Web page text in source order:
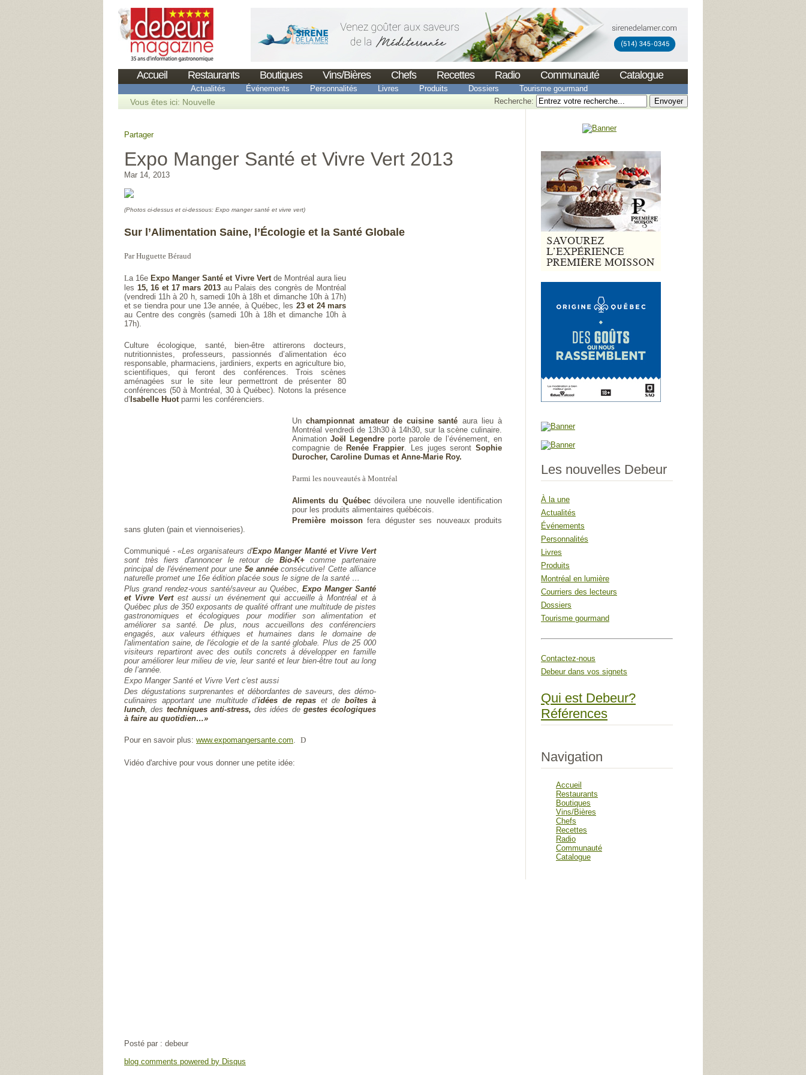
Accueil Restaurants Boutiques Vins/Bières Chefs Recettes Radio Communauté Catalogue
Actualités Événements Personnalités Livres Produits Dossiers Tourisme gourmand
Vous êtes ici: Nouvelle Recherche:
Partager
Expo Manger Santé et Vivre Vert 2013
Mar 14, 2013
(Photos ci-dessus et ci-dessous: Expo manger santé et vivre vert)
Sur l’Alimentation Saine, l’Écologie et la Santé Globale
Par Huguette Béraud
La 16e Expo Manger Santé et Vivre Vertde Montréal aura lieu
les 15, 16 et 17 mars 2013 au Palais des congrès de Montréal
(vendredi 11h à 20 h, samedi 10h à 18h et dimanche 10h à 17h)
et se tiendra pour une 13e année, à Québec, les 23 et 24 mars
au Centre des congrès (samedi 10h à 18h et dimanche 10h à
17h).
Culture écologique, santé, bien-être attirerons docteurs,
nutritionnistes, professeurs, passionnés d’alimentation éco
responsable, pharmaciens, jardiniers, experts en agriculture bio,
scientifiques, qui feront des conférences. Trois scènes
aménagées sur le site leur permettront de présenter 80
conférences (50 à Montréal, 30 à Québec). Notons la présence
d’ Isabelle Huotparmi les conférenciers.
Unchampionnat amateur de cuisine santé aura lieu à
Montréal vendredi de 13h30 à 14h30, sur la scène culinaire.
Animation Joël Legendre porte parole de l’événement, en
compagnie de Renée Frappier. Les juges serontSophie
Durocher, Caroline Dumas et Anne-Marie Roy.
Parmi les nouveautés à Montréal
Aliments du Québecdévoilera une nouvelle identification
pour les produits alimentaires québécois.
Première moissonfera déguster ses nouveaux produits
sans gluten (pain et viennoiseries).
Communiqué -«Les organisateurs d'Expo Manger Manté et Vivre Vert
sont très fiers d'annoncer le retour de Bio-K+comme partenaire
principal de l'événement pour une 5e annéeconsécutive! Cette alliance
naturelle promet une 16e édition placée sous le signe de la santé …
Plus grand rendez-vous santé/saveur au Québec, Expo Manger Santé
et Vivre Vert est aussi un événement qui accueille à Montréal et à
Québec plus de 350 exposants de qualité offrant une multitude de pistes
gastronomiques et écologiques pour modifier son alimentation et
améliorer sa santé. De plus, nous accueillons des conférenciers
engagés, aux valeurs éthiques et humaines dans le domaine de
l'alimentation saine, de l'écologie et de la santé globale. Plus de 25 000
visiteurs repartiront avec des outils concrets à développer en famille
pour améliorer leur milieu de vie, leur santé et leur bien-être tout au long
de l’année.
Expo Manger Santé et Vivre Vert c'est aussi
Des dégustations surprenantes et débordantes de saveurs, des démo-
culinaires apportant une multitude d’idées de repas et de boîtes à
lunch, des techniques anti-stress, des idées de gestes écologiques
à faire au quotidien…»
Pour en savoir plus: www.expomangersante.com. D
Vidéo d'archive pour vous donner une petite idée:
Posté par : debeur
blog comments powered by Disqus
Les nouvelles Debeur
À la une
Actualités
Événements
Personnalités
Livres
Produits
Montréal en lumière
Courriers des lecteurs
Dossiers
Tourisme gourmand
Contactez-nous
Debeur dans vos signets
Qui est Debeur?
Références
Navigation
Accueil
Restaurants
Boutiques
Vins/Bières
Chefs
Recettes
Radio
Communauté
Catalogue